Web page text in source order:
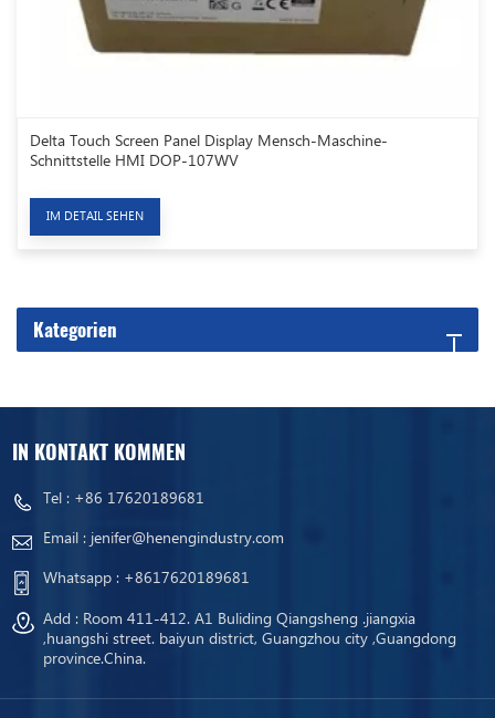
Delta Touch Screen Panel Display Mensch-Maschine-
Schnittstelle HMI DOP-107WV
IM DETAIL SEHEN
Kategorien
IN KONTAKT KOMMEN
Tel : +86 17620189681
Email : jenifer@henengindustry.com
Whatsapp : +8617620189681
Add : Room 411-412. A1 Buliding Qiangsheng .jiangxia
,huangshi street. baiyun district, Guangzhou city ,Guangdong
province.China.